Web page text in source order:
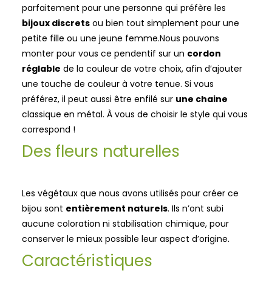
parfaitement pour une personne qui préfère les
bijoux discrets ou bien tout simplement pour une
petite fille ou une jeune femme.Nous pouvons
monter pour vous ce pendentif sur un cordon
réglable de la couleur de votre choix, afin d’ajouter
une touche de couleur à votre tenue. Si vous
préférez, il peut aussi être enfilé sur une chaine
classique en métal. À vous de choisir le style qui vous
correspond !
Des fleurs naturelles
Les végétaux que nous avons utilisés pour créer ce
bijou sont entièrement naturels. Ils n’ont subi
aucune coloration ni stabilisation chimique, pour
conserver le mieux possible leur aspect d’origine.
Caractéristiques